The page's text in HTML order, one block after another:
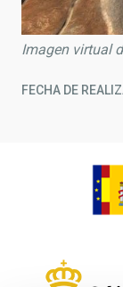
Imagen virtual
FECHA DE